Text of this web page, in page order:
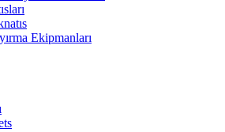
Ekipmanları